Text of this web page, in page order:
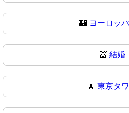
🏰 ヨーロッ
💒 結婚
🗼 東京タ